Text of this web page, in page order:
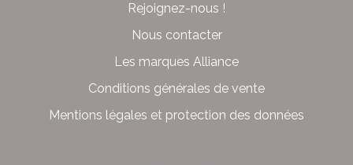
Rejoignez-nous !
Nous contacter
Les marques Alliance
Conditions générales de vente
Mentions légales et protection des données